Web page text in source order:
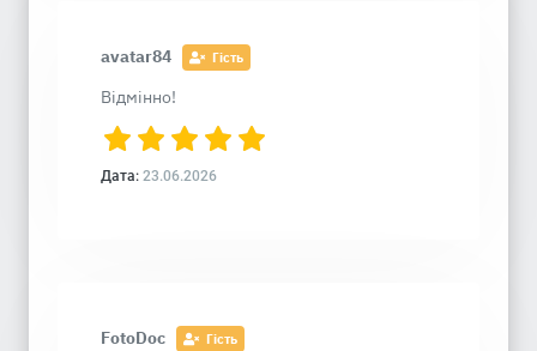
avatar84 Гість
Відмінно!
Дата: 23.06.2026
FotoDoc Гість